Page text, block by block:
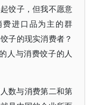
饺子，但我不愿意
进口品为主的群
子的现实消费者？
人与消费饺子的人
数与消费第二和第